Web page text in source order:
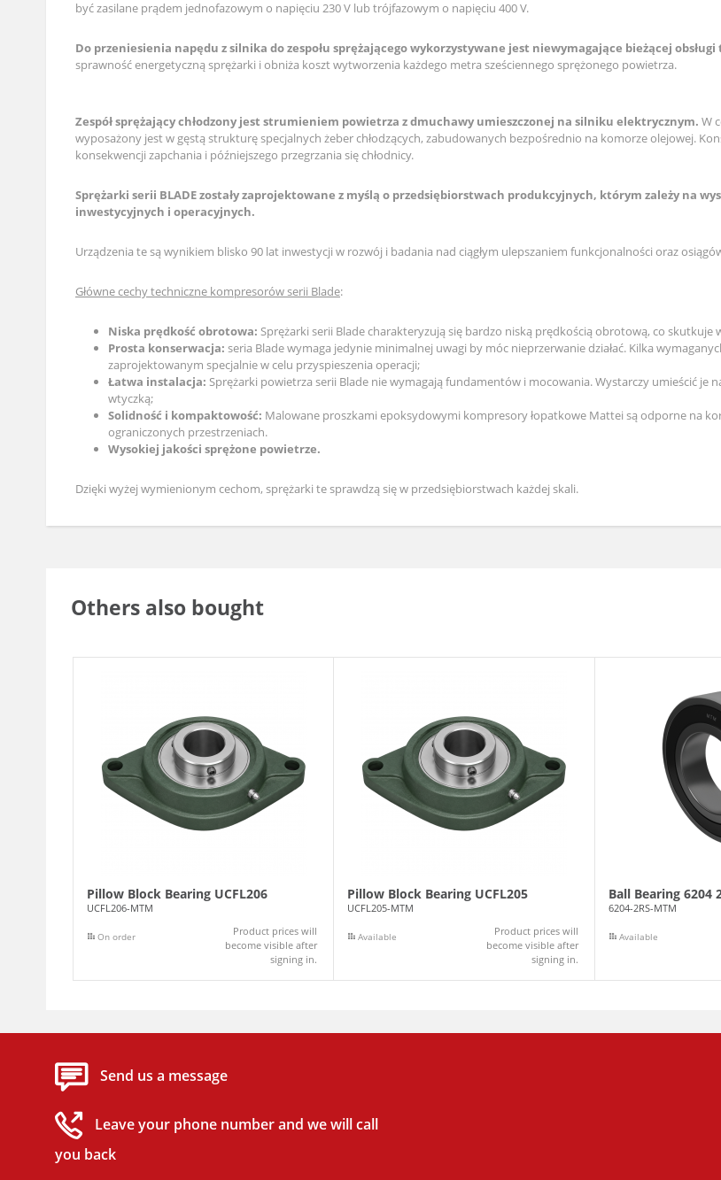
być zasilane prądem jednofazowym o napięciu 230 V lub trójfazowym o napięciu 400 V.
Do przeniesienia napędu z silnika do zespołu sprężającego wykorzystywane jest niewymagające bieżącej
sprawność energetyczną sprężarki i obniża koszt wytworzenia każdego metra sześciennego sprężonego powietrza.
Zespół sprężający chłodzony jest strumieniem powietrza z dmuchawy umieszczonej na silniku elektrycznym. W
wyposażony jest w gęstą strukturę specjalnych żeber chłodzących, zabudowanych bezpośrednio na komorze olejowej.
konsekwencji zapchania i późniejszego przegrzania się chłodnicy.
Sprężarki serii BLADE zostały zaprojektowane z myślą o przedsiębiorstwach produkcyjnych, którym zależy na
inwestycyjnych i operacyjnych.
Urządzenia te są wynikiem blisko 90 lat inwestycji w rozwój i badania nad ciągłym ulepszaniem funkcjonalności oraz
Główne cechy techniczne kompresorów serii Blade:
Niska prędkość obrotowa: Sprężarki serii Blade charakteryzują się bardzo niską prędkością obrotową, co
Prosta konserwacja: seria Blade wymaga jedynie minimalnej uwagi by móc nieprzerwanie działać. Kilka
zaprojektowanym specjalnie w celu przyspieszenia operacji;
Łatwa instalacja: Sprężarki powietrza serii Blade nie wymagają fundamentów i mocowania. Wystarczy umieścić je
wtyczką;
Solidność i kompaktowość: Malowane proszkami epoksydowymi kompresory łopatkowe Mattei są odporne na
ograniczonych przestrzeniach.
Wysokiej jakości sprężone powietrze.
Dzięki wyżej wymienionym cechom, sprężarki te sprawdzą się w przedsiębiorstwach każdej skali.
Others also bought
Pillow Block Bearing UCFL206
UCFL206-MTM
On order
Product prices will
become visible after
signing in.
Pillow Block Bearing UCFL205
UCFL205-MTM
Available
Product prices will
become visible after
signing in.
Ball Bearing 6204
6204-2RS-MTM
Available
Send us a message
Leave your phone number and we will call
you back